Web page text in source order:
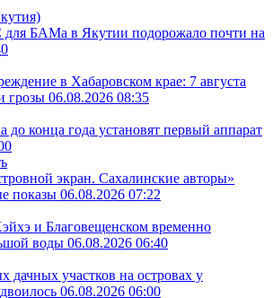
для БАМа в Якутии подорожало почти на
в Хабаровском крае: 7 августа
грозы 06.08.2026 08:35
конца года установят первый аппарат
экран. Сахалинские авторы»
показы 06.08.2026 07:22
и Благовещенском временно
воды 06.08.2026 06:40
дачных участков на островах у
06.08.2026 06:00